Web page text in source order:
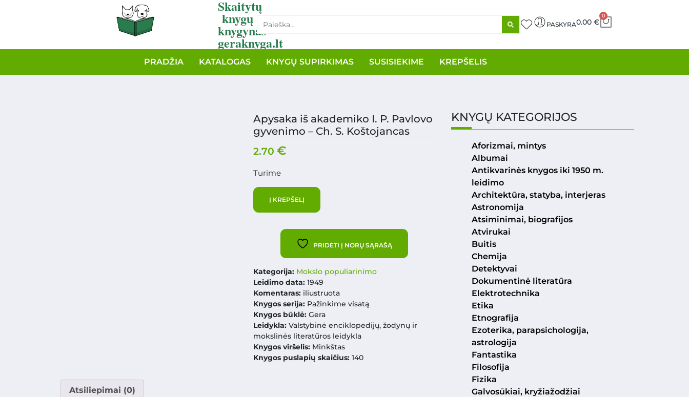
Skaitytų
knygų
knygynas
geraknyga.lt
PASKYRA0.00 €
0
PRADŽIA KATALOGAS KNYGŲ SUPIRKIMAS SUSISIEKIME KREPŠELIS
Apysaka iš akademiko I. P. Pavlovo
gyvenimo – Ch. S. Koštojancas
2.70 €
Turime
Į KREPŠELĮ
PRIDĖTI Į NORŲ SĄRAŠĄ
Kategorija: Mokslo populiarinimo
Leidimo data:1949
Komentaras: iliustruota
Knygos serija: Pažinkime visatą
Knygos būklė: Gera
Leidykla:Valstybinė enciklopedijų, žodynų ir
mokslinės literatūros leidykla
Knygos viršelis: Minkštas
Knygos puslapių skaičius: 140
Atsiliepimai (0)
KNYGŲ KATEGORIJOS
Aforizmai, mintys
Albumai
Antikvarinės knygos iki 1950 m.
leidimo
Architektūra, statyba, interjeras
Astronomija
Atsiminimai, biografijos
Atvirukai
Buitis
Chemija
Detektyvai
Dokumentinė literatūra
Elektrotechnika
Etika
Etnografija
Ezoterika, parapsichologija,
astrologija
Fantastika
Filosofija
Fizika
Galvosūkiai, kryžiažodžiai